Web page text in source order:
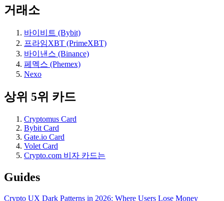
거래소
바이비트 (Bybit)
프라임XBT (PrimeXBT)
바이낸스 (Binance)
페멕스 (Phemex)
Nexo
상위 5위 카드
Cryptomus Card
Bybit Card
Gate.io Card
Volet Card
Crypto.com 비자 카드는
Guides
Crypto UX Dark Patterns in 2026: Where Users Lose Money